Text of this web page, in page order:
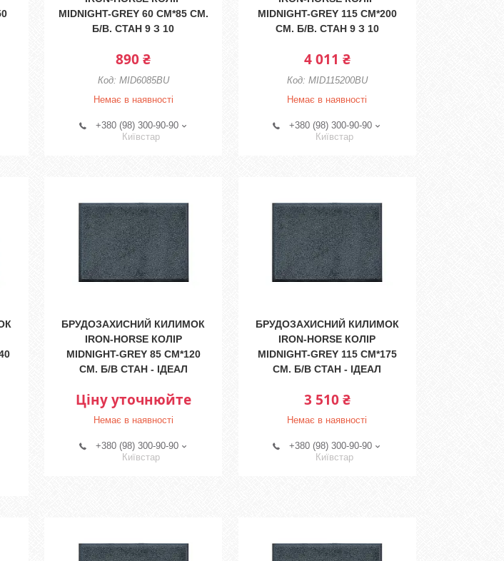
MIDNIGHT-GREY 60 СМ*85 СМ.
Б/В. СТАН 9 З 10
890 ₴
MID6085BU
Немає в наявності
+380 (98) 300-90-90
Київстар
MIDNIGHT-GREY 115 СМ*200
СМ. Б/В. СТАН 9 З 10
4 011 ₴
MID115200BU
Немає в наявності
+380 (98) 300-90-90
Київстар
БРУДОЗАХИСНИЙ КИЛИМОК
IRON-HORSE КОЛІР
MIDNIGHT-GREY 85 СМ*120
СМ. Б/В СТАН - ІДЕАЛ
Ціну уточнюйте
Немає в наявності
+380 (98) 300-90-90
Київстар
БРУДОЗАХИСНИЙ КИЛИМОК
IRON-HORSE КОЛІР
MIDNIGHT-GREY 115 СМ*175
СМ. Б/В СТАН - ІДЕАЛ
3 510 ₴
Немає в наявності
+380 (98) 300-90-90
Київстар